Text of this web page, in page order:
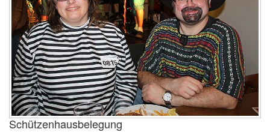
Schützenhausbelegung